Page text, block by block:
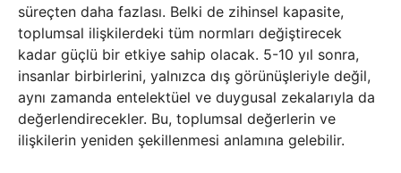
süreçten daha fazlası. Belki de zihinsel kapasite,
toplumsal ilişkilerdeki tüm normları değiştirecek
kadar güçlü bir etkiye sahip olacak. 5-10 yıl sonra,
insanlar birbirlerini, yalnızca dış görünüşleriyle değil,
aynı zamanda entelektüel ve duygusal zekalarıyla da
değerlendirecekler. Bu, toplumsal değerlerin ve
ilişkilerin yeniden şekillenmesi anlamına gelebilir.